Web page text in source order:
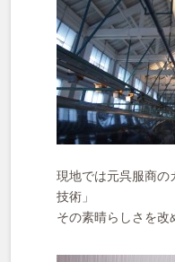
現地では元呉服商の
技術」
その素晴らしさを改